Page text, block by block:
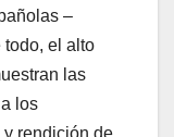
–
todo, el alto
las
los
rendición de